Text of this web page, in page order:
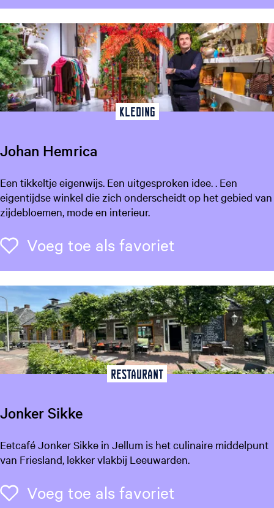
e
u
w
a
r
d
e
n
Johan Hemrica
J
o
h
n
H
e
m
r
i
c
a
Een tikkeltje eigenwijs. Een uitgesproken idee. . Een
eigentijdse winkel die zich onderscheidt op het gebied van
zijdebloemen, mode en interieur.
Kleding
Voeg toe als favoriet
Jonker Sikke
J
o
k
Eetcafé Jonker Sikke in Jellum is het culinaire middelpunt
van Friesland, lekker vlakbij Leeuwarden.
Restaurant
Voeg toe als favoriet